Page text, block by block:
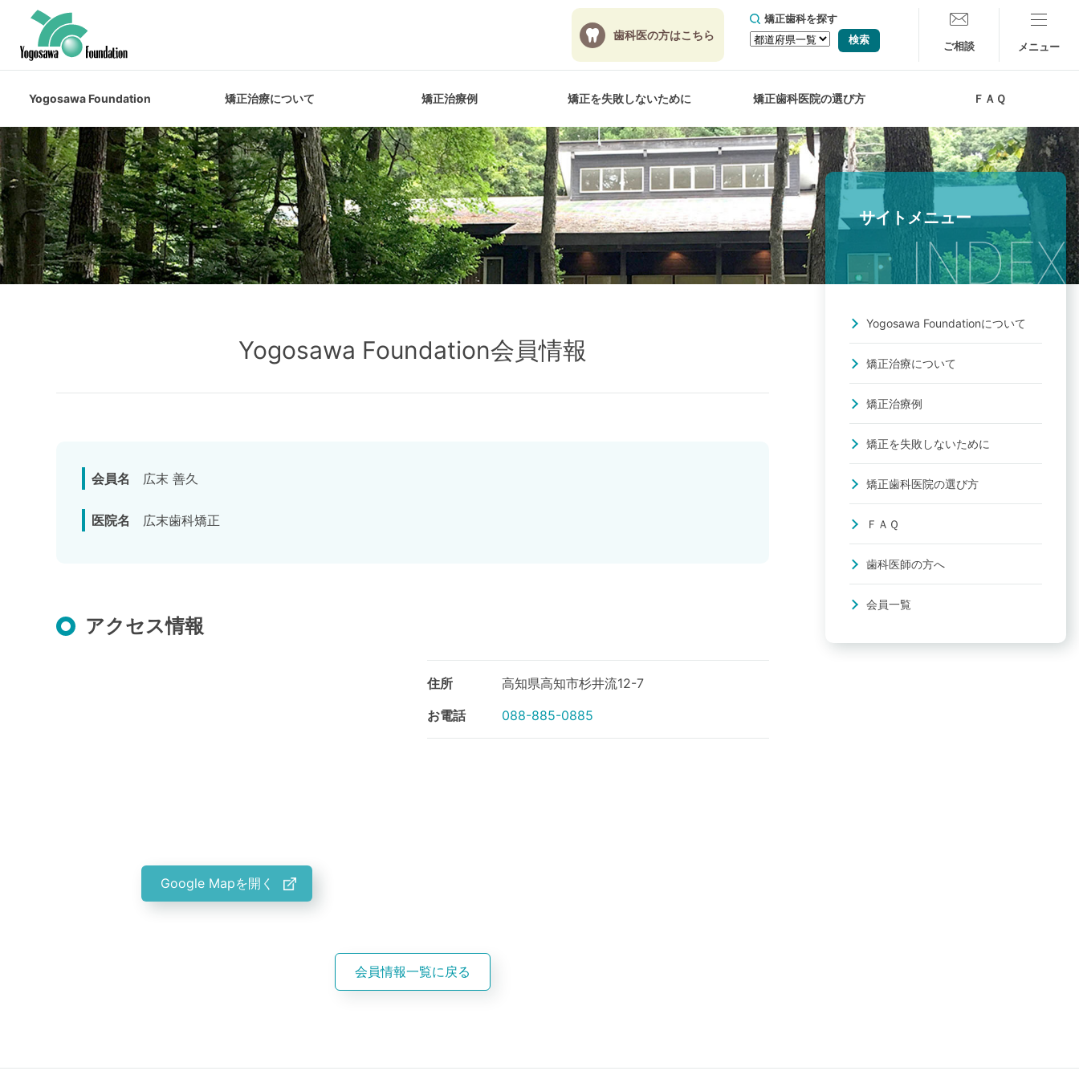
歯科医の方はこちら
矯正歯科を探す
ご相談
Yogosawa Foundation 矯正治療について 矯正治療例 矯正を失敗しないために 矯正歯科医院の選び方 ＦＡＱ
Yogosawa Foundation会員情報
会員名 広末 善久
医院名 広末歯科矯正
アクセス情報
Google Mapを開く
住所
高知県高知市杉井流12-7
お電話
088-885-0885
会員情報一覧に戻る
サイトメニュー
Yogosawa Foundationについて
矯正治療について
矯正治療例
矯正を失敗しないために
矯正歯科医院の選び方
ＦＡＱ
歯科医師の方へ
会員一覧